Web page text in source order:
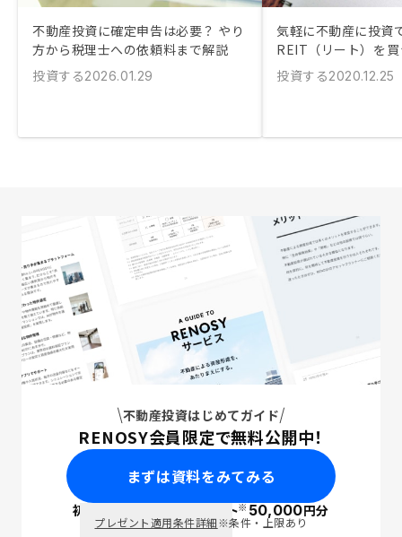
不動産投資に確定申告は必要？ やり
方から税理士への依頼料まで解説
投資する2026.01.29
気軽に不動産に投資
REIT（リート）を
投資する2020.12.25
不動産投資はじめてガイド
RENOSY会員限定で無料公開中！
まずは資料をみてみる
初回面談で ポイント※50,000円分
プレゼント適用条件詳細※条件・上限あり